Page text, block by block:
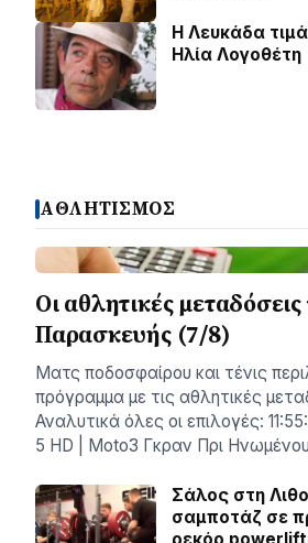
Η Λευκάδα
Ηλία Λογοθέτη
ΑΘΛΗΤΙΣΜΟΣ
Οι αθλητικές μεταδόσεις
Παρασκευής (7/8)
Ματς ποδοσφαίρου και τένις
πρόγραμμα με τις αθλητικές
Αναλυτικά όλες οι επιλογές:
5 HD | Moto3 Γκραν Πρι
Σάλος στη
σαμποτάζ σε